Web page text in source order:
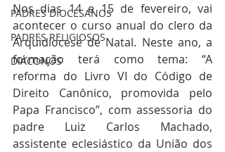
PADRES DIOCESANOS
PADRES RELIGIOSOS
DIÁCONOS
Nos dias 14 e 15 de fevereiro, vai
acontecer o curso anual do clero da
Arquidiocese de Natal. Neste ano, a
formação terá como tema: “A
reforma do Livro VI do Código de
Direito Canônico, promovida pelo
Papa Francisco”, com assessoria do
padre Luiz Carlos Machado,
assistente eclesiástico da União dos